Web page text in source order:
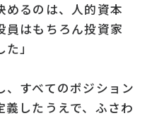
めるのは、人的資本
員はもちろん投資家
」
すべてのポジション
したうえで、ふさわ